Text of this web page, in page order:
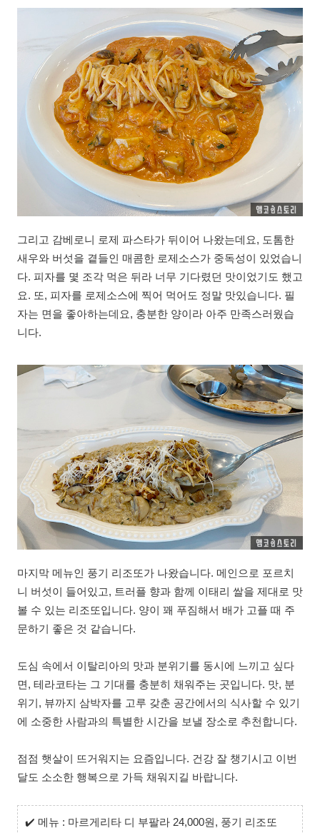
그리고 감베로니 로제 파스타가 뒤이어 나왔는데요, 도톰한
새우와 버섯을 곁들인 매콤한 로제소스가 중독성이 있었습니
다. 피자를 몇 조각 먹은 뒤라 너무 기다렸던 맛이었기도 했고
요. 또, 피자를 로제소스에 찍어 먹어도 정말 맛있습니다. 필
자는 면을 좋아하는데요, 충분한 양이라 아주 만족스러웠습
니다.
마지막 메뉴인 풍기 리조또가 나왔습니다. 메인으로 포르치
니 버섯이 들어있고, 트러플 향과 함께 이태리 쌀을 제대로 맛
볼 수 있는 리조또입니다. 양이 꽤 푸짐해서 배가 고플 때 주
문하기 좋은 것 같습니다.
도심 속에서 이탈리아의 맛과 분위기를 동시에 느끼고 싶다
면, 테라코타는 그 기대를 충분히 채워주는 곳입니다. 맛, 분
위기, 뷰까지 삼박자를 고루 갖춘 공간에서의 식사할 수 있기
에 소중한 사람과의 특별한 시간을 보낼 장소로 추천합니다.
점점 햇살이 뜨거워지는 요즘입니다. 건강 잘 챙기시고 이번
달도 소소한 행복으로 가득 채워지길 바랍니다.
✔️ 메뉴 : 마르게리타 디 부팔라 24,000원, 풍기 리조또